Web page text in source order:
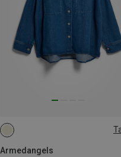
Armedangels
XS